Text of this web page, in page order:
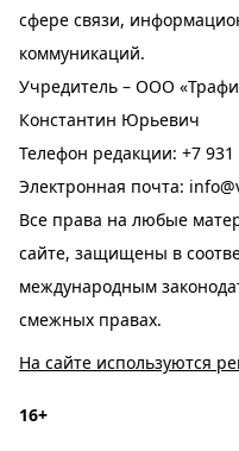
сфере связи,
коммуникаций.
Учредитель – ООО
Константин Юрьевич
Телефон редакции: +7
Электронная почта:
Все права на любые
сайте, защищены в
международным
смежных правах.
На сайте используются
16+